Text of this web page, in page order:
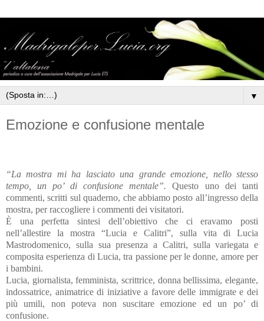
▼
Emozione e confusione mentale
“La mostra mi ha lasciato una grande emozione, nello stesso
tempo, un po’ di confusione mentale”. Questo uno dei tanti
commenti, scritti sul quaderno, che abbiamo posto all’ingresso della
mostra, per raccogliere i commenti dei visitatori.
È una perfetta sintesi dell’obiettivo che ci eravamo posti
nell’allestire la mostra “Lucia e Calitri”, sulla vita di Lucia
Mastrodomenico, sulla sua presenza a Calitri, sulla variegata e
composita esperienza di Lucia, tra passione per le donne, amore per
i bambini.
Lucia, giornalista, femminista, scrittrice, donna bellissima, elegante,
indossatrice, animatrice di iniziative a favore delle immigrate e dei
più umili, non poteva non suscitare emozione ed un po’ di
confusione.